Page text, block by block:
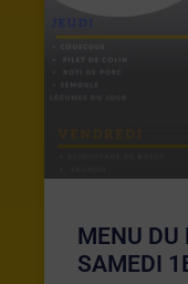
MENU DU
SAMEDI